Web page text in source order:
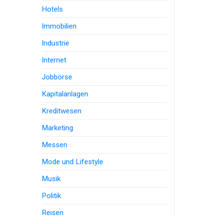
Hotels
Immobilien
Industrie
Internet
Jobbörse
Kapitalanlagen
Kreditwesen
Marketing
Messen
Mode und Lifestyle
Musik
Politik
Reisen